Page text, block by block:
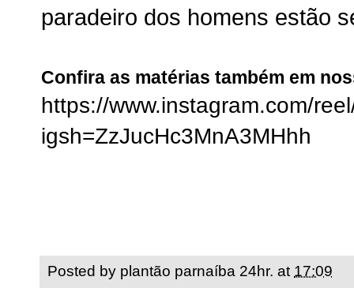
paradeiro dos homens estão
Confira as matérias também em
https://www.instagram.com/
igsh=ZzJucHc3MnA3MHhh
Posted by plantão parnaíba 24hr. at 17:09